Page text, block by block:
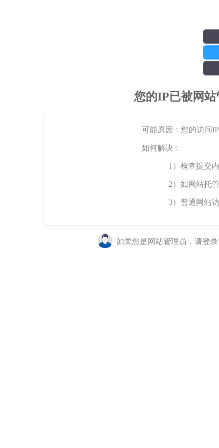
您的IP已被网
可能原因：您的访问
如何解决：
1）检查提交
2）如网站托
3）普通网站
如果您是网站管理员，请登